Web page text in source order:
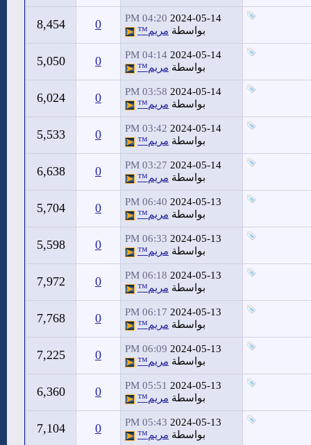
2024-05-14
04:20 PM
بواسطة مريم™ 0
8,454
2024-05-14
04:14 PM
بواسطة مريم™ 0
5,050
2024-05-14
03:58 PM
بواسطة مريم™ 0
6,024
2024-05-14
03:42 PM
بواسطة مريم™ 0
5,533
2024-05-14
03:27 PM
بواسطة مريم™ 0
6,638
2024-05-13
06:40 PM
بواسطة مريم™ 0
5,704
2024-05-13
06:33 PM
بواسطة مريم™ 0
5,598
2024-05-13
06:18 PM
بواسطة مريم™ 0
7,972
2024-05-13
06:17 PM
بواسطة مريم™ 0
7,768
2024-05-13
06:09 PM
بواسطة مريم™ 0
7,225
2024-05-13
05:51 PM
بواسطة مريم™ 0
6,360
2024-05-13
05:43 PM
بواسطة مريم™ 0
7,104